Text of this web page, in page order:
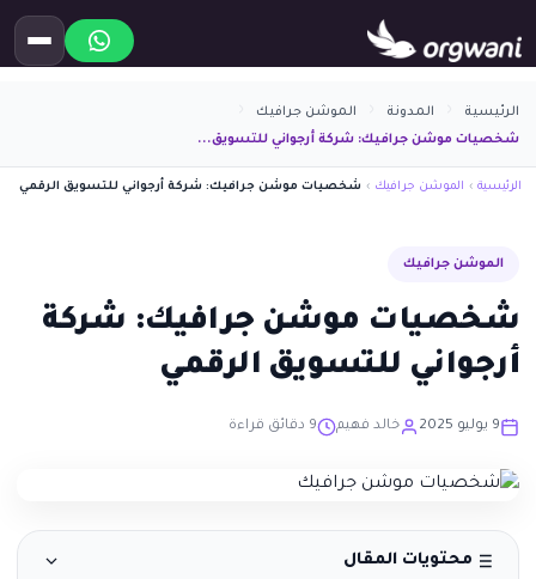
الرئيسية المدونة
الموشن جرافيك
شخصيات موشن جرافيك: شركة أرجواني للتسويق...
الرئيسية › الموشن جرافيك › شخصيات موشن جرافيك: شركة أرجواني للتسويق الرقمي
الموشن جرافيك
شخصيات موشن جرافيك: شركة
أرجواني للتسويق الرقمي
9 يوليو 2025 خالد فهيم 9 دقائق قراءة
محتويات المقال